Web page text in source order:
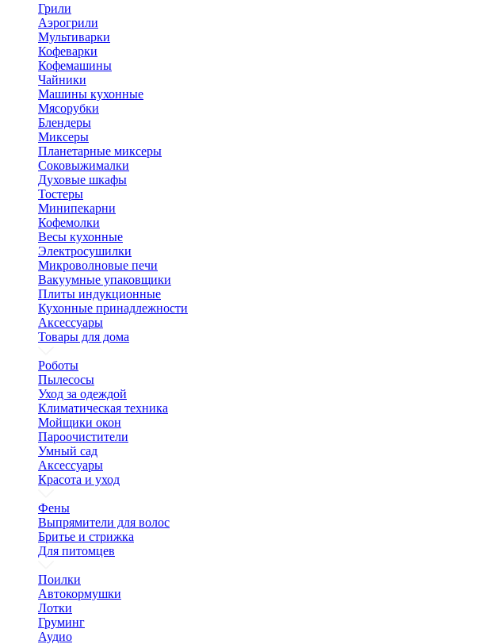
Грили
Аэрогрили
Мультиварки
Кофеварки
Кофемашины
Чайники
Машины кухонные
Мясорубки
Блендеры
Миксеры
Планетарные миксеры
Соковыжималки
Духовые шкафы
Тостеры
Минипекарни
Кофемолки
Весы кухонные
Электросушилки
Микроволновые печи
Вакуумные упаковщики
Плиты индукционные
Кухонные принадлежности
Аксессуары
Товары для дома
Роботы
Пылесосы
Уход за одеждой
Климатическая техника
Мойщики окон
Пароочистители
Умный сад
Аксессуары
Красота и уход
Фены
Выпрямители для волос
Бритье и стрижка
Для питомцев
Поилки
Автокормушки
Лотки
Груминг
Аудио